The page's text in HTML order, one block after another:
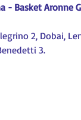
- Basket Aronne
2, Dobai,
3.